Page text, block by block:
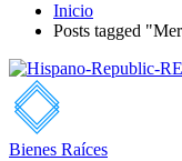
Inicio
Posts tagged
Bienes Raíces